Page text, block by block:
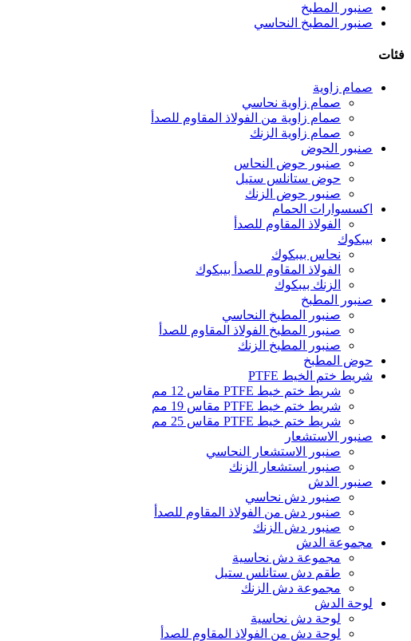
صنبور المطبخ
صنبور المطبخ النحاسي
فئات
صمام زاوية
صمام زاوية نحاسي
صمام زاوية من الفولاذ المقاوم للصدأ
صمام زاوية الزنك
صنبور الحوض
صنبور حوض النحاس
حوض ستانلس ستيل
صنبور حوض الزنك
اكسسوارات الحمام
الفولاذ المقاوم للصدأ
بيبكوك
نحاس بيبكوك
الفولاذ المقاوم للصدأ بيبكوك
الزنك بيبكوك
صنبور المطبخ
صنبور المطبخ النحاسي
صنبور المطبخ الفولاذ المقاوم للصدأ
صنبور المطبخ الزنك
حوض المطبخ
شريط ختم الخيط PTFE
شريط ختم خيط PTFE مقاس 12 مم
شريط ختم خيط PTFE مقاس 19 مم
شريط ختم خيط PTFE مقاس 25 مم
صنبور الاستشعار
صنبور الاستشعار النحاسي
صنبور استشعار الزنك
صنبور الدش
صنبور دش نحاسي
صنبور دش من الفولاذ المقاوم للصدأ
صنبور دش الزنك
مجموعة الدش
مجموعة دش نحاسية
طقم دش ستانلس ستيل
مجموعة دش الزنك
لوحة الدش
لوحة دش نحاسية
لوحة دش من الفولاذ المقاوم للصدأ